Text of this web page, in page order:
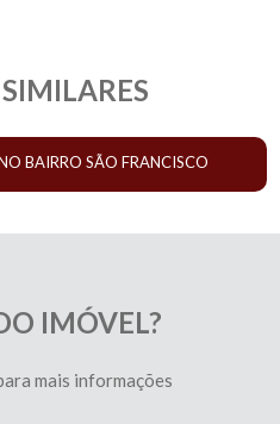
BAIRRO SÃO FRANCISCO
IMÓVEL?
mais informações